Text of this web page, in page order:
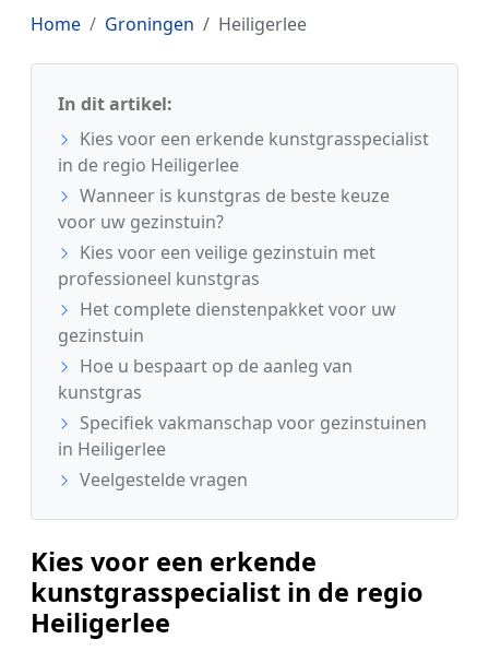
Home Groningen Heiligerlee
In dit artikel:
Kies voor een erkende kunstgrasspecialist
in de regio Heiligerlee
Wanneer is kunstgras de beste keuze
voor uw gezinstuin?
Kies voor een veilige gezinstuin met
professioneel kunstgras
Het complete dienstenpakket voor uw
gezinstuin
Hoe u bespaart op de aanleg van
kunstgras
Specifiek vakmanschap voor gezinstuinen
in Heiligerlee
Veelgestelde vragen
Kies voor een erkende
kunstgrasspecialist in de regio
Heiligerlee